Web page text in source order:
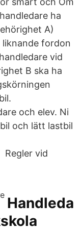
ha
A)
liknande fordon
vid
B ska ha
och elev. Ni
och lätt lastbil
vid
Handleda